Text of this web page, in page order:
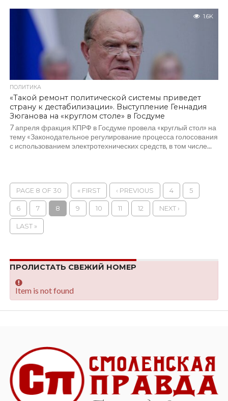
1.6K
ПОЛИТИКА
«Такой ремонт политической системы приведет
страну к дестабилизации». Выступление Геннадия
Зюганова на «круглом столе» в Госдуме
7 апреля фракция КПРФ в Госдуме провела «круглый стол» на
тему «Законодательное регулирование процесса голосования
с использованием электротехнических средств, в том числе...
PAGE 8 OF 30 « FIRST ‹ PREVIOUS 4 5
6 7 8 9 10 11 12 NEXT ›
LAST »
ПРОЛИСТАТЬ СВЕЖИЙ НОМЕР
Item is not found